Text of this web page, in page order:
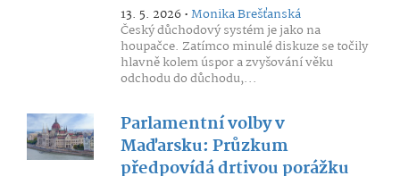
13. 5. 2026 •Monika Brešťanská
Český důchodový systém je jako na
houpačce. Zatímco minulé diskuze se točily
hlavně kolem úspor a zvyšování věku
odchodu do důchodu,...
Parlamentní volby v
Maďarsku: Průzkum
předpovídá drtivou porážku